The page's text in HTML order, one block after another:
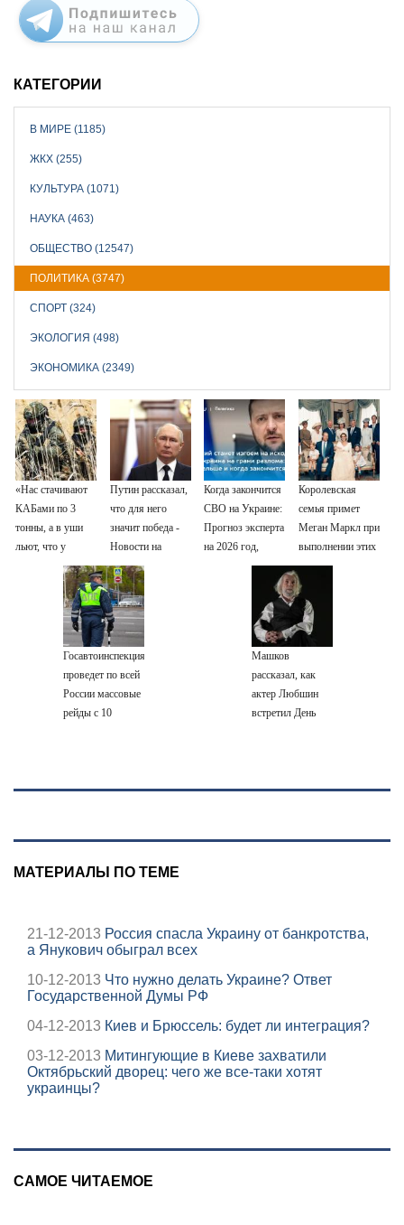
КАТЕГОРИИ
В МИРЕ (1185)
ЖКХ (255)
КУЛЬТУРА (1071)
НАУКА (463)
ОБЩЕСТВО (12547)
ПОЛИТИКА (3747)
СПОРТ (324)
ЭКОЛОГИЯ (498)
ЭКОНОМИКА (2349)
«Нас стачивают
КАБами по 3
тонны, а в уши
льют, что у
русских «нет
Путин рассказал,
что для него
значит победа -
Новости на
Вести.ru
Когда закончится
СВО на Украине:
Прогноз эксперта
на 2026 год,
новости о боевых
Королевская
семья примет
Меган Маркл при
выполнении этих
двух условий
Госавтоинспекция
проведет по всей
России массовые
рейды с 10
Машков
рассказал, как
актер Любшин
встретил День
МАТЕРИАЛЫ ПО ТЕМЕ
21-12-2013 Россия спасла Украину от банкротства,
а Янукович обыграл всех
10-12-2013 Что нужно делать Украине? Ответ
Государственной Думы РФ
04-12-2013 Киев и Брюссель: будет ли интеграция?
03-12-2013 Митингующие в Киеве захватили
Октябрьский дворец: чего же все-таки хотят
украинцы?
САМОЕ ЧИТАЕМОЕ